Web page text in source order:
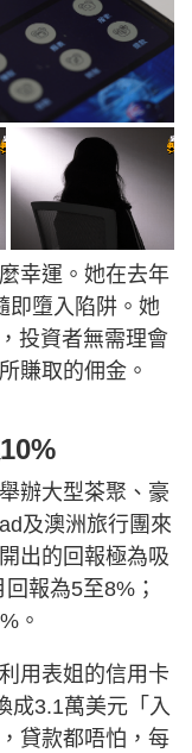
幸運。她在去年
即墮入陷阱。她
投資者無需理會
賺取的佣金。
辦大型茶聚、豪
及澳洲旅行團來
出的回報極為吸
報為5至8%；
。
用表姐的信用卡
成3.1萬美元「入
貸款都唔怕，每